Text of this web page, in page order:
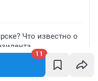
11
Что известно о